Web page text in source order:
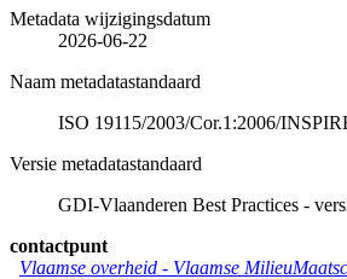
Metadata wijzigingsdatum
2026-06-22
Naam metadatastandaard
ISO 19115/2003/Cor.1:2006/
Versie metadatastandaard
GDI-Vlaanderen Best Practices -
contactpunt
Vlaamse overheid - Vlaamse